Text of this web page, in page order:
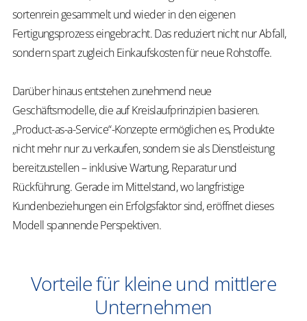
sortenrein gesammelt und wieder in den eigenen
Fertigungsprozess eingebracht. Das reduziert nicht nur Abfall,
sondern spart zugleich Einkaufskosten für neue Rohstoffe.
Darüber hinaus entstehen zunehmend neue
Geschäftsmodelle, die auf Kreislaufprinzipien basieren.
„Product-as-a-Service“-Konzepte ermöglichen es, Produkte
nicht mehr nur zu verkaufen, sondern sie als Dienstleistung
bereitzustellen – inklusive Wartung, Reparatur und
Rückführung. Gerade im Mittelstand, wo langfristige
Kundenbeziehungen ein Erfolgsfaktor sind, eröffnet dieses
Modell spannende Perspektiven.
Vorteile für kleine und mittlere
Unternehmen